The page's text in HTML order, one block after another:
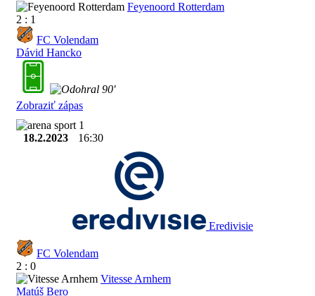
Feyenoord Rotterdam
2 : 1
FC Volendam
Dávid Hancko
90'
Zobraziť zápas
18.2.2023 16:30
Eredivisie
FC Volendam
2 : 0
Vitesse Arnhem
Matúš Bero